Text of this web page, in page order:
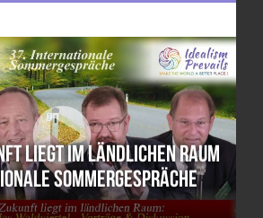
liegt im ländlichen Raum
Sommergespräche